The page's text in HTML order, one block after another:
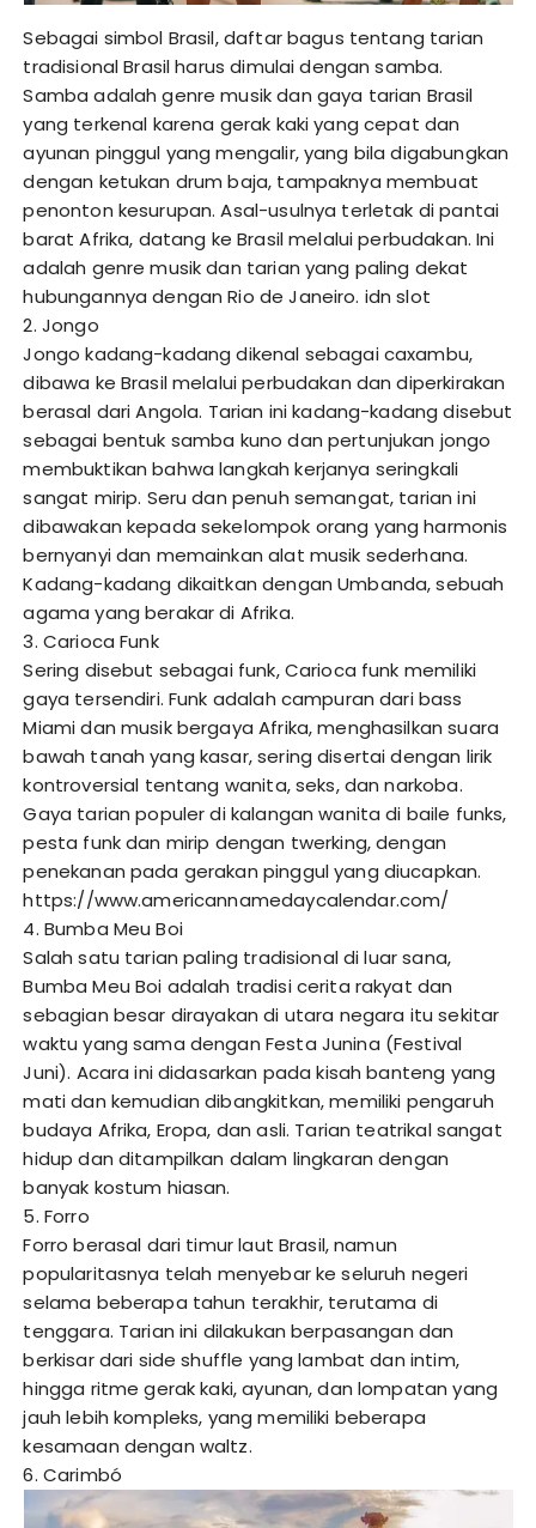
Sebagai simbol Brasil, daftar bagus tentang tarian
tradisional Brasil harus dimulai dengan samba.
Samba adalah genre musik dan gaya tarian Brasil
yang terkenal karena gerak kaki yang cepat dan
ayunan pinggul yang mengalir, yang bila digabungkan
dengan ketukan drum baja, tampaknya membuat
penonton kesurupan. Asal-usulnya terletak di pantai
barat Afrika, datang ke Brasil melalui perbudakan. Ini
adalah genre musik dan tarian yang paling dekat
hubungannya dengan Rio de Janeiro. idn slot
2. Jongo
Jongo kadang-kadang dikenal sebagai caxambu,
dibawa ke Brasil melalui perbudakan dan diperkirakan
berasal dari Angola. Tarian ini kadang-kadang disebut
sebagai bentuk samba kuno dan pertunjukan jongo
membuktikan bahwa langkah kerjanya seringkali
sangat mirip. Seru dan penuh semangat, tarian ini
dibawakan kepada sekelompok orang yang harmonis
bernyanyi dan memainkan alat musik sederhana.
Kadang-kadang dikaitkan dengan Umbanda, sebuah
agama yang berakar di Afrika.
3. Carioca Funk
Sering disebut sebagai funk, Carioca funk memiliki
gaya tersendiri. Funk adalah campuran dari bass
Miami dan musik bergaya Afrika, menghasilkan suara
bawah tanah yang kasar, sering disertai dengan lirik
kontroversial tentang wanita, seks, dan narkoba.
Gaya tarian populer di kalangan wanita di baile funks,
pesta funk dan mirip dengan twerking, dengan
penekanan pada gerakan pinggul yang diucapkan.
https://www.americannamedaycalendar.com/
4. Bumba Meu Boi
Salah satu tarian paling tradisional di luar sana,
Bumba Meu Boi adalah tradisi cerita rakyat dan
sebagian besar dirayakan di utara negara itu sekitar
waktu yang sama dengan Festa Junina (Festival
Juni). Acara ini didasarkan pada kisah banteng yang
mati dan kemudian dibangkitkan, memiliki pengaruh
budaya Afrika, Eropa, dan asli. Tarian teatrikal sangat
hidup dan ditampilkan dalam lingkaran dengan
banyak kostum hiasan.
5. Forro
Forro berasal dari timur laut Brasil, namun
popularitasnya telah menyebar ke seluruh negeri
selama beberapa tahun terakhir, terutama di
tenggara. Tarian ini dilakukan berpasangan dan
berkisar dari side shuffle yang lambat dan intim,
hingga ritme gerak kaki, ayunan, dan lompatan yang
jauh lebih kompleks, yang memiliki beberapa
kesamaan dengan waltz.
6. Carimbó